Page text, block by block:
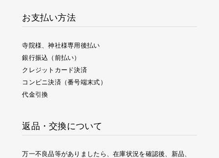
お支払い方法
寺院様、神社様専用後払い
銀行振込（前払い）
クレジットカード決済
コンビニ決済（番号端末式）
代金引換
返品・交換について
万一不良品等がありましたら、在庫状況を確認後、新品、